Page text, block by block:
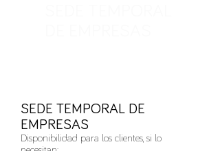
SEDE TEMPORAL DE
EMPRESAS
Disponibilidad para los clientes, si lo